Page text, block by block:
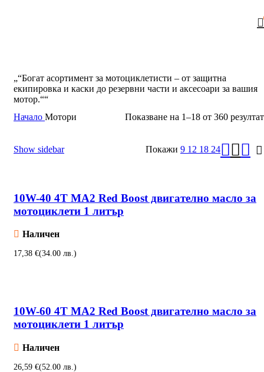
„“Богат асортимент за мотоциклетисти – от защитна
екипировка и каски до резервни части и аксесоари за вашия
мотор.““
Начало Мотори Показване на 1–18 от 360
Show sidebar Покажи 9 12 18 24
10W-40 4T MA2 Red Boost двигателно масло за
мотоциклети 1 литър
Наличен
€
10W-60 4T MA2 Red Boost двигателно масло за
мотоциклети 1 литър
Наличен
€